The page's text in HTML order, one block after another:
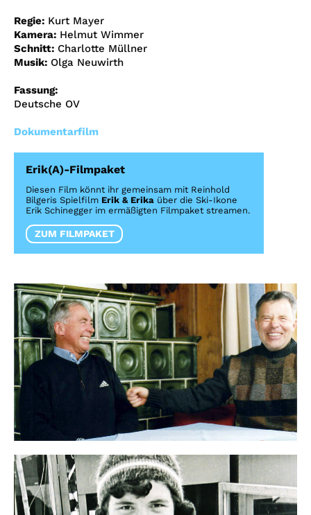
Regie: Kurt Mayer
Kamera: Helmut Wimmer
Schnitt: Charlotte Müllner
Musik: Olga Neuwirth
Fassung:
Deutsche OV
Dokumentarfilm
Erik(A)-Filmpaket
Diesen Film könnt ihr gemeinsam mit Reinhold
Bilgeris Spielfilm Erik & Erika über die Ski-Ikone
Erik Schinegger im ermäßigten Filmpaket streamen.
ZUM FILMPAKET